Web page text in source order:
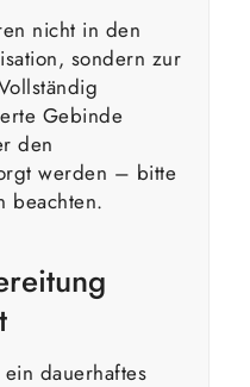
nicht in den
sondern zur
Gebinde
den
werden – bitte
beachten.
dauerhaftes